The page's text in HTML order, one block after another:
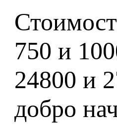
750 и
24800 и
добро